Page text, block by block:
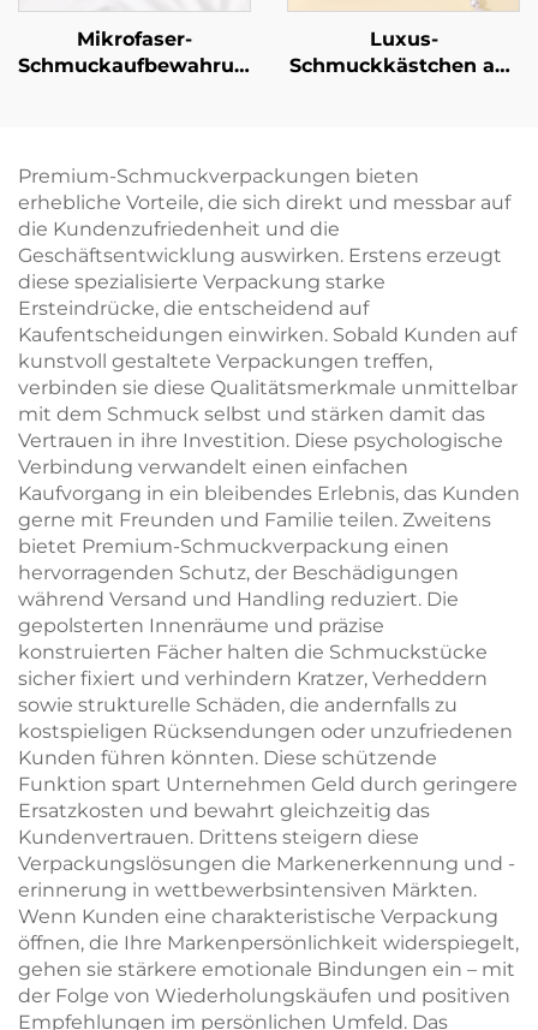
Mikrofaser-
Schmuckaufbewahrungstasche
Ohrringe, Ringe,
Halsketten und Uhren
– Aufrolltasche
Luxus-
Schmuckkästchen aus
mit Bandgriff zur
Verpackung von
Halskette und Ring
Premium-Schmuckverpackungen bieten
erhebliche Vorteile, die sich direkt und messbar auf
die Kundenzufriedenheit und die
Geschäftsentwicklung auswirken. Erstens erzeugt
diese spezialisierte Verpackung starke
Ersteindrücke, die entscheidend auf
Kaufentscheidungen einwirken. Sobald Kunden auf
kunstvoll gestaltete Verpackungen treffen,
verbinden sie diese Qualitätsmerkmale unmittelbar
mit dem Schmuck selbst und stärken damit das
Vertrauen in ihre Investition. Diese psychologische
Verbindung verwandelt einen einfachen
Kaufvorgang in ein bleibendes Erlebnis, das Kunden
gerne mit Freunden und Familie teilen. Zweitens
bietet Premium-Schmuckverpackung einen
hervorragenden Schutz, der Beschädigungen
während Versand und Handling reduziert. Die
gepolsterten Innenräume und präzise
konstruierten Fächer halten die Schmuckstücke
sicher fixiert und verhindern Kratzer, Verheddern
sowie strukturelle Schäden, die andernfalls zu
kostspieligen Rücksendungen oder unzufriedenen
Kunden führen könnten. Diese schützende
Funktion spart Unternehmen Geld durch geringere
Ersatzkosten und bewahrt gleichzeitig das
Kundenvertrauen. Drittens steigern diese
Verpackungslösungen die Markenerkennung und -
erinnerung in wettbewerbsintensiven Märkten.
Wenn Kunden eine charakteristische Verpackung
öffnen, die Ihre Markenpersönlichkeit widerspiegelt,
gehen sie stärkere emotionale Bindungen ein – mit
der Folge von Wiederholungskäufen und positiven
Empfehlungen im persönlichen Umfeld. Das